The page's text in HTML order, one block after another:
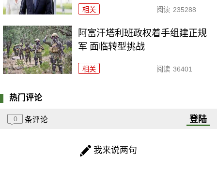
相关 阅读 235288
阿富汗塔利班政权着手组建正规
军 面临转型挑战
相关 阅读 36401
热门评论
0 条评论 登陆
我来说两句